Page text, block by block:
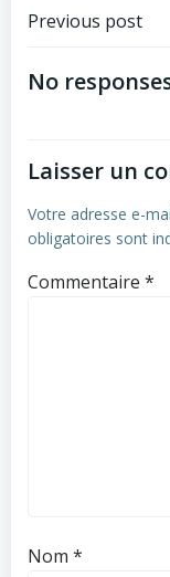
Post
Previous post
No
Laisser un
Votre adresse e-
obligatoires sont
Commentaire *
Nom *